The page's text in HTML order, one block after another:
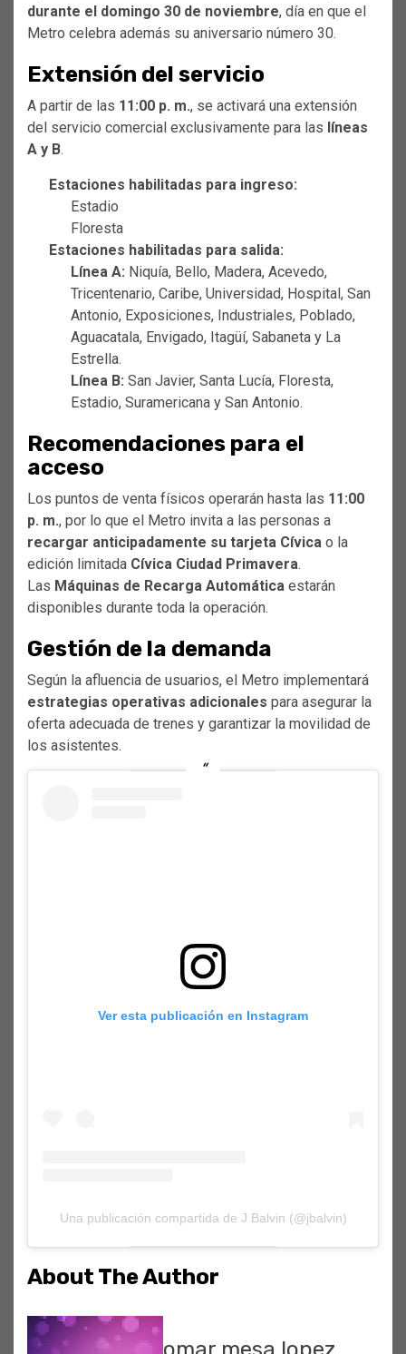
durante el domingo 30 de noviembre, día en que el
Metro celebra además su aniversario número 30.
Extensión del servicio
A partir de las 11:00 p. m., se activará una extensión
del servicio comercial exclusivamente para las líneas
A y B.
Estaciones habilitadas para ingreso:
Estadio
Floresta
Estaciones habilitadas para salida:
Línea A: Niquía, Bello, Madera, Acevedo,
Tricentenario, Caribe, Universidad, Hospital, San
Antonio, Exposiciones, Industriales, Poblado,
Aguacatala, Envigado, Itagüí, Sabaneta y La
Estrella.
Línea B: San Javier, Santa Lucía, Floresta,
Estadio, Suramericana y San Antonio.
Recomendaciones para el
acceso
Los puntos de venta físicos operarán hasta las 11:00
p. m., por lo que el Metro invita a las personas a
recargar anticipadamente su tarjeta Cívica o la
edición limitada Cívica Ciudad Primavera.
Las Máquinas de Recarga Automática estarán
disponibles durante toda la operación.
Gestión de la demanda
Según la afluencia de usuarios, el Metro implementará
estrategias operativas adicionales para asegurar la
oferta adecuada de trenes y garantizar la movilidad de
los asistentes.
Ver esta publicación en Instagram
Una publicación compartida de J Balvin (@jbalvin)
About The Author